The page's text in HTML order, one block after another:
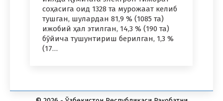
соҳасига оид 1328 та мурожаат келиб
тушган, шулардан 81,9 % (1085 та)
ижобий ҳал этилган, 14,3 % (190 та)
бўйича тушунтириш берилган, 1,3 %
(17…